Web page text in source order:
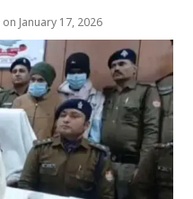
January 17, 2026